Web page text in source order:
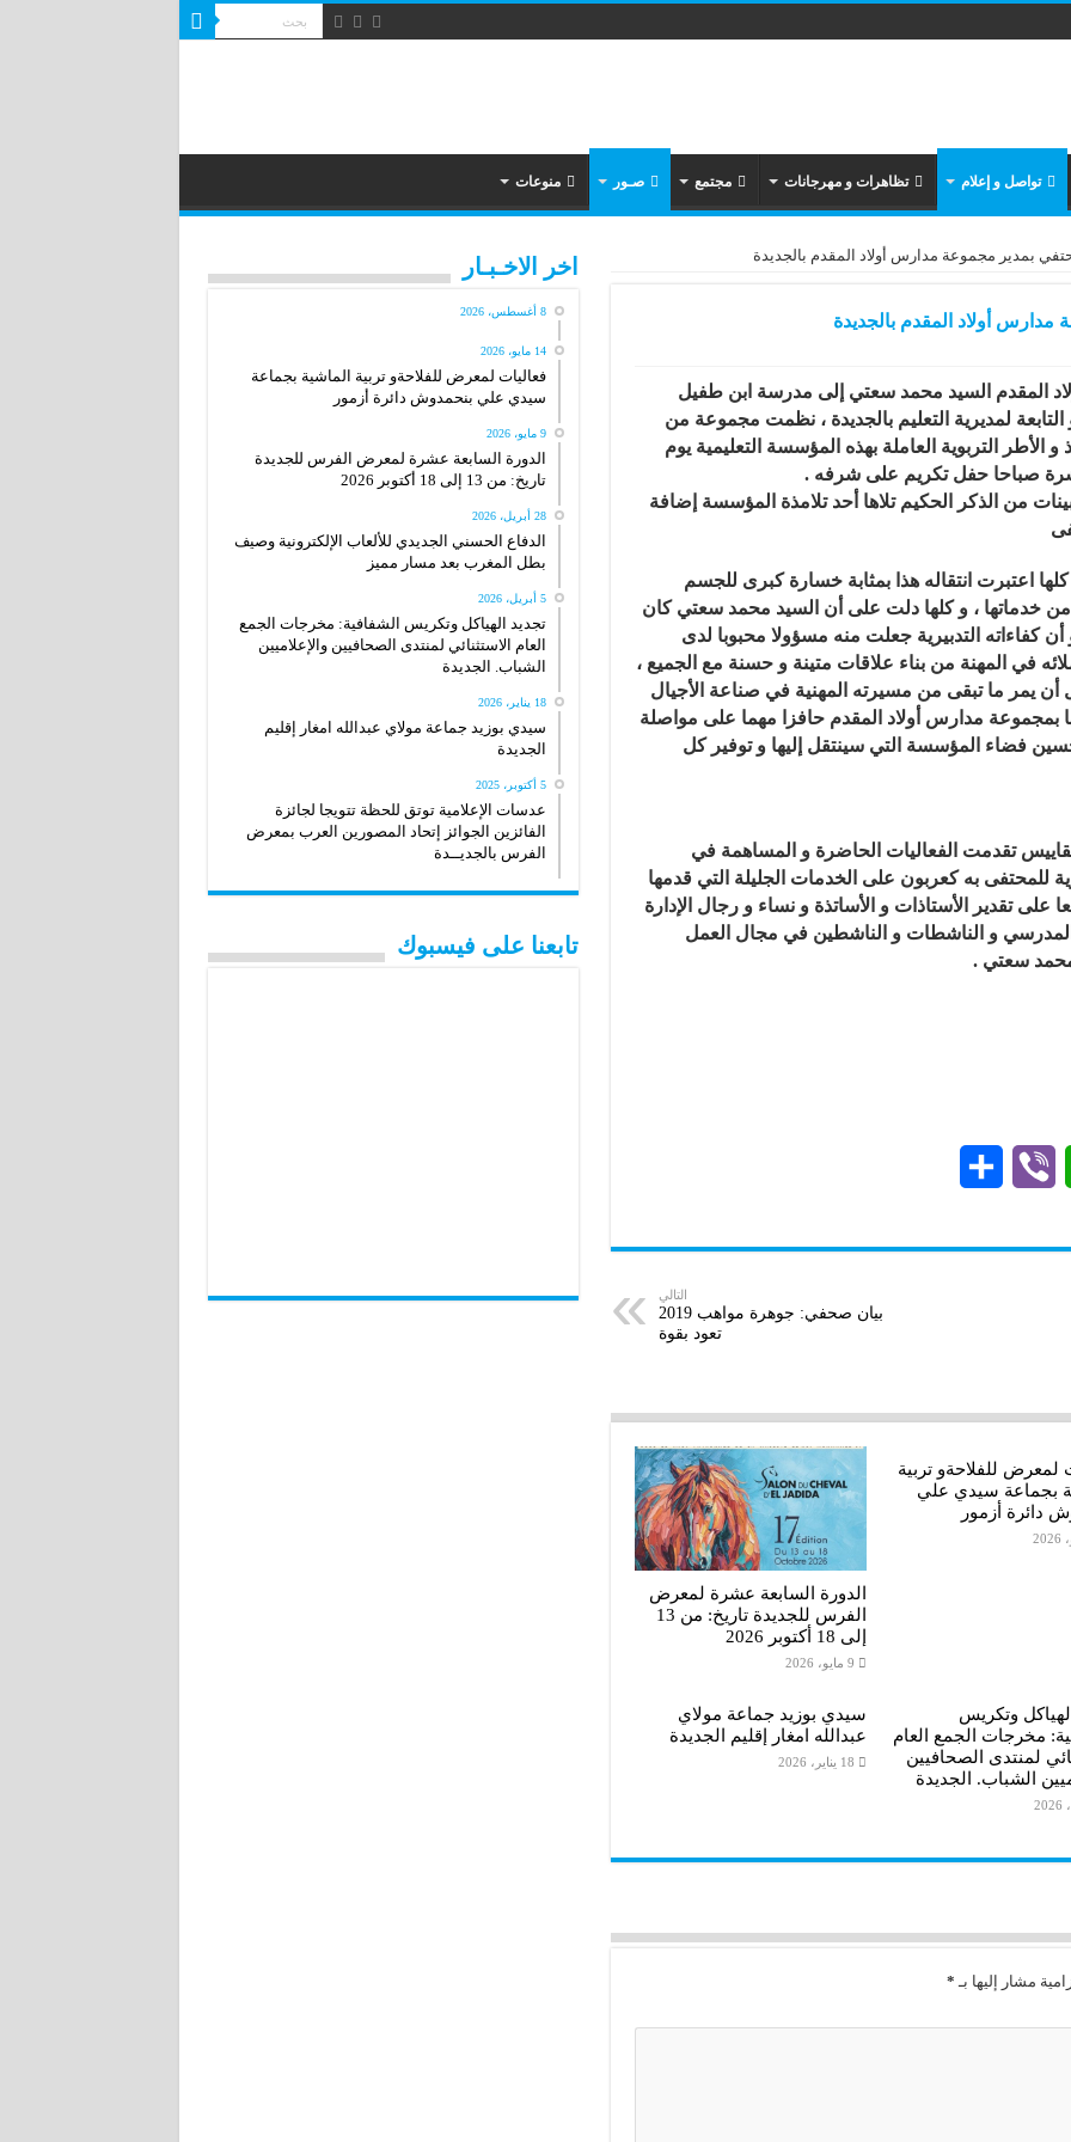
تواصل و إعلام تظاهرات و مهرجانات مجتمع صـور منوعات
بمدير مجموعة مدارس أولاد المقدم بالجديدة
أولاد المقدم بالجديدة
المقدم السيد محمد سعتي إلى مدرسة ابن طفيل
لمديرية التعليم بالجديدة ، نظمت مجموعة من
و الأطر التربوية العاملة بهذه المؤسسة التعليمية يوم
من الذكر الحكيم تلاها أحد تلامذة المؤسسة إضافة
كلها اعتبرت انتقاله هذا بمثابة خسارة كبرى للجسم
من خدماتها ، و كلها دلت على أن السيد محمد سعتي كان
أن كفاءاته التدبيرية جعلت منه مسؤولا محبوبا لدى
في المهنة من بناء علاقات متينة و حسنة مع الجميع ،
يمر ما تبقى من مسيرته المهنية في صناعة الأجيال
بمجموعة مدارس أولاد المقدم حافزا مهما على مواصلة
فضاء المؤسسة التي سينتقل إليها و توفير كل
تقدمت الفعاليات الحاضرة و المساهمة في
للمحتفى به كعربون على الخدمات الجليلة التي قدمها
على تقدير الأستاذات و الأساتذة و نساء و رجال الإدارة
المدرسي و الناشطات و الناشطين في مجال العمل
محمد سعتي .
W
a
p
p
b
a
التالي
بيان صحفي: جوهرة مواهب 2019
تعود بقوة
لمعرض للفلاحةو تربية
بجماعة سيدي علي
دائرة أزمور
الدورة السابعة عشرة لمعرض
الفرس للجديدة تاريخ: من 13
إلى 18 أكتوبر 2026
9 مايو، 2026
وتكريس
مخرجات الجمع العام
لمنتدى الصحافيين
الشباب. الجديدة
سيدي بوزيد جماعة مولاي
عبدالله امغار إقليم الجديدة
18 يناير، 2026
مشار إليها بـ *
اخر الاخـبـار
8 أغسطس، 2026
14 مايو، 2026
فعاليات لمعرض للفلاحةو تربية الماشية بجماعة
سيدي علي بنحمدوش دائرة أزمور
9 مايو، 2026
الدورة السابعة عشرة لمعرض الفرس للجديدة
تاريخ: من 13 إلى 18 أكتوبر 2026
28 أبريل، 2026
الدفاع الحسني الجديدي للألعاب الإلكترونية وصيف
بطل المغرب بعد مسار مميز
5 أبريل، 2026
تجديد الهياكل وتكريس الشفافية: مخرجات الجمع
العام الاستثنائي لمنتدى الصحافيين والإعلاميين
الشباب. الجديدة
18 يناير، 2026
سيدي بوزيد جماعة مولاي عبدالله امغار إقليم
الجديدة
5 أكتوبر، 2025
عدسات الإعلامية توتق للحظة تتويجا لجائزة
الفائزين الجوائز إتحاد المصورين العرب بمعرض
الفرس بالجديــدة
تابعنا على فيسبوك